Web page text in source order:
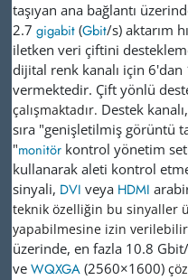
taşıyan ana bağlantı
2.7 gigabit (Gbit/s) aktarım
iletken veri çiftini
dijital renk kanalı için 6'dan
vermektedir. Çift yönlü
çalışmaktadır. Destek
sıra "genişletilmiş görüntü
"monitör kontrol yönetim
kullanarak aleti kontrol
sinyali, DVI veya HDMI
teknik özelliğin bu sinyaller
yapabilmesine izin
üzerinde, en fazla 10.8 Gbit/
ve WQXGA (2560×1600)